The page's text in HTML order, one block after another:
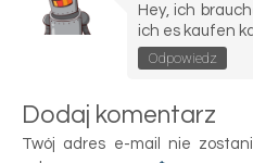
Hey, ich
ich es kaufen
Odpowiedz
Dodaj komentarz
Twój adres e-mail nie